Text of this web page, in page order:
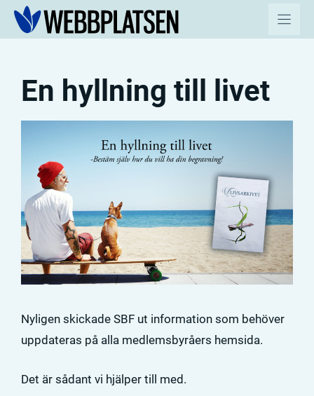
Hoppa
En hyllning till livet
Nyligen skickade SBF ut information som behöver
uppdateras på alla medlemsbyråers hemsida.
Det är sådant vi hjälper till med.